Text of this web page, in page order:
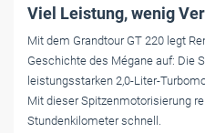
Viel Leistung, wenig
Mit dem Grandtour GT 220 legt
Geschichte des Mégane auf: Die
leistungsstarken 2,0-Liter-
Mit dieser Spitzenmotorisierung
Stundenkilometer schnell.